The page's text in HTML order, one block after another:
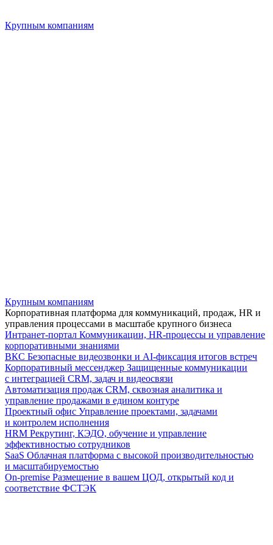
Крупным компаниям
Крупным компаниям
Корпоративная платформа для коммуникаций, продаж, HR и
управления процессами в масштабе крупного бизнеса
Интранет-портал Коммуникации, HR-процессы и управление
корпоративными знаниями
ВКС Безопасные видеозвонки и AI-фиксация итогов встреч
Корпоративный мессенджер Защищенные коммуникации
с интеграцией CRM, задач и видеосвязи
Автоматизация продаж CRM, сквозная аналитика и
управление продажами в едином контуре
Проектный офис Управление проектами, задачами
и контролем исполнения
HRM Рекрутинг, КЭДО, обучение и управление
эффективностью сотрудников
SaaS Облачная платформа с высокой производительностью
и масштабируемостью
On-premise Размещение в вашем ЦОД, открытый код и
соответствие ФСТЭК